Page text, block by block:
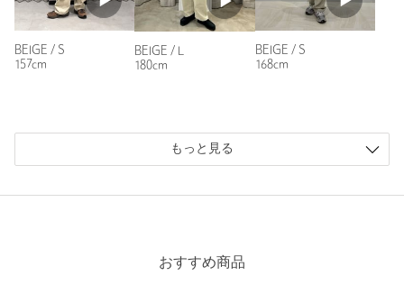
ニックネーム： NOBU
投稿日： 2026年7月12日
いつも立ち寄る店舗で色々試着してる中でスタイルや履き心地
やカラーが良かったので購入しました。デニムっぽく見えます
が、生地はデニムより薄手で見た目もキレイ目に見えて色々と
BEIGE / S
157cm
BEIGE / L
180cm
BEIGE / S
168cm
もっと見る
おすすめ商品